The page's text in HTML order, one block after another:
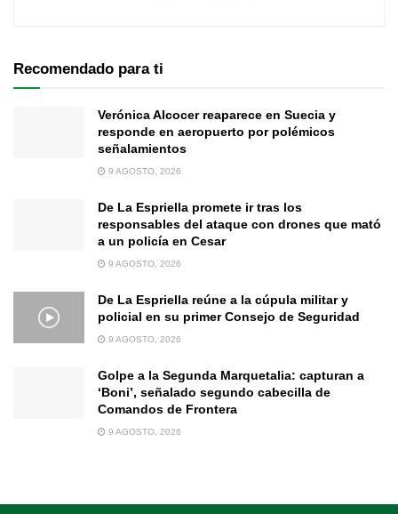
Recomendado para ti
Verónica Alcocer reaparece en Suecia y
responde en aeropuerto por polémicos
señalamientos
9 AGOSTO, 2026
De La Espriella promete ir tras los
responsables del ataque con drones que mató
a un policía en Cesar
9 AGOSTO, 2026
De La Espriella reúne a la cúpula militar y
policial en su primer Consejo de Seguridad
9 AGOSTO, 2026
Golpe a la Segunda Marquetalia: capturan a
‘Boni’, señalado segundo cabecilla de
Comandos de Frontera
9 AGOSTO, 2026